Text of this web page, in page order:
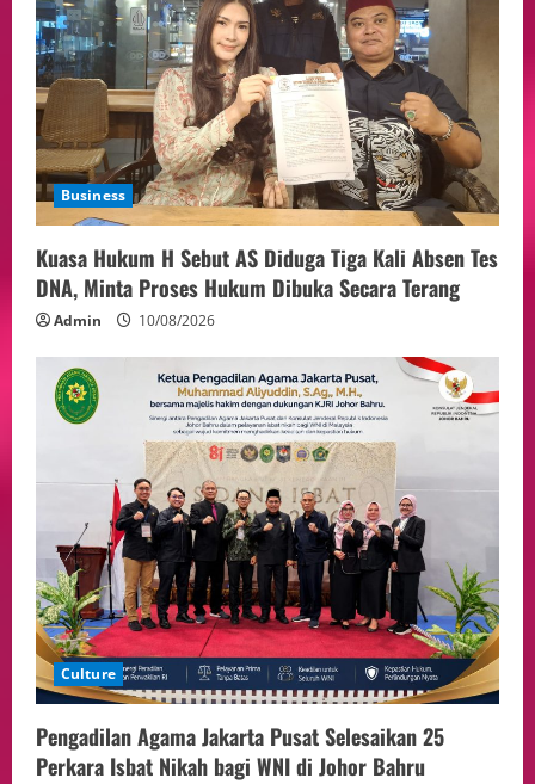
5
Event
Putusan Diundur Lagi, Pernyataan
Hakim pada Sidang Sebelumnya Jadi
Sorotan
05/08/2026
Business
Kuasa Hukum H Sebut AS Diduga Tiga Kali Absen Tes
DNA, Minta Proses Hukum Dibuka Secara Terang
Admin 10/08/2026
Culture
Pengadilan Agama Jakarta Pusat Selesaikan 25
Perkara Isbat Nikah bagi WNI di Johor Bahru